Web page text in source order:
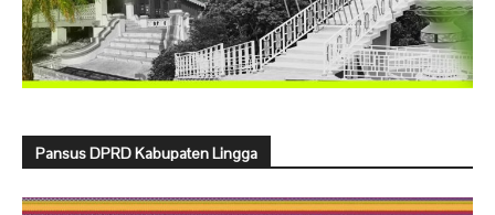
Pansus DPRD Kabupaten Lingga